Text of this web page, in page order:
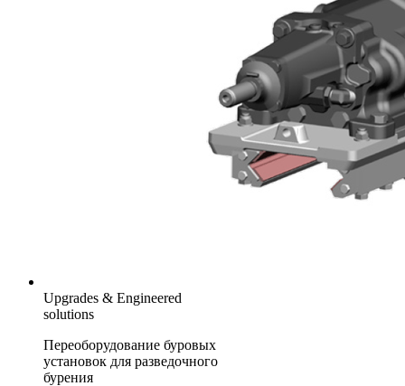
Upgrades & Engineered
solutions
Переоборудование буровых
установок для разведочного
бурения